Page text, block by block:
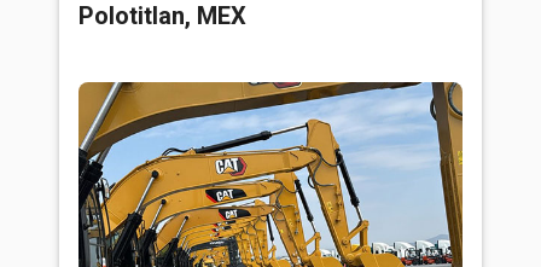
Polotitlan, MEX